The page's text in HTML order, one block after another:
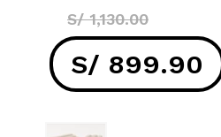
S/1,130.00
S/ 899.90